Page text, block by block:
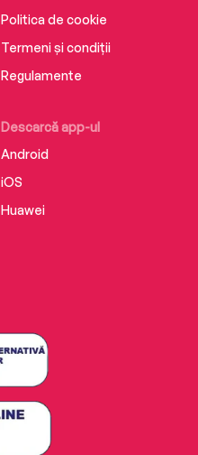
Descarcă app-ul
Android
iOS
Huawei
Politica de cookie
Termeni și condiții
Regulamente